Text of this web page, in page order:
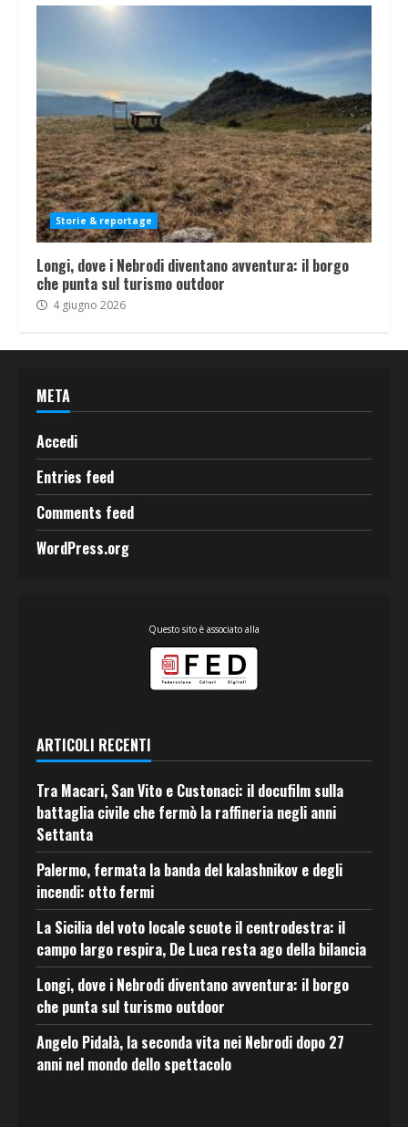
Storie & reportage
Longi, dove i Nebrodi diventano avventura: il borgo
che punta sul turismo outdoor
4 giugno 2026
META
Accedi
Entries feed
Comments feed
WordPress.org
Questo sito è associato alla
ARTICOLI RECENTI
Tra Macari, San Vito e Custonaci: il docufilm sulla
battaglia civile che fermò la raffineria negli anni
Settanta
Palermo, fermata la banda del kalashnikov e degli
incendi: otto fermi
La Sicilia del voto locale scuote il centrodestra: il
campo largo respira, De Luca resta ago della bilancia
Longi, dove i Nebrodi diventano avventura: il borgo
che punta sul turismo outdoor
Angelo Pidalà, la seconda vita nei Nebrodi dopo 27
anni nel mondo dello spettacolo